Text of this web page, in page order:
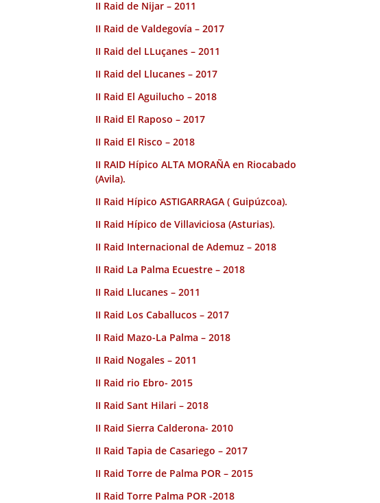
II Raid de Nijar – 2011
II Raid de Valdegovía – 2017
II Raid del LLuçanes – 2011
II Raid del Llucanes – 2017
II Raid El Aguilucho – 2018
II Raid El Raposo – 2017
II Raid El Risco – 2018
II RAID Hípico ALTA MORAÑA en Riocabado
(Avila).
II Raid Hípico ASTIGARRAGA ( Guipúzcoa).
II Raid Hípico de Villaviciosa (Asturias).
II Raid Internacional de Ademuz – 2018
II Raid La Palma Ecuestre – 2018
II Raid Llucanes – 2011
II Raid Los Caballucos – 2017
II Raid Mazo-La Palma – 2018
II Raid Nogales – 2011
II Raid rio Ebro- 2015
II Raid Sant Hilari – 2018
II Raid Sierra Calderona- 2010
II Raid Tapia de Casariego – 2017
II Raid Torre de Palma POR – 2015
II Raid Torre Palma POR -2018